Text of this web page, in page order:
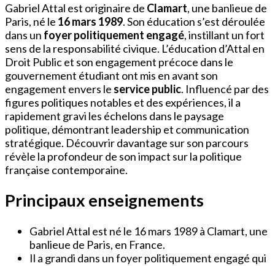
Gabriel Attal est originaire de Clamart, une banlieue de
Paris, né le 16 mars 1989. Son éducation s’est déroulée
dans un foyer politiquement engagé, instillant un fort
sens de la responsabilité civique. L’éducation d’Attal en
Droit Public et son engagement précoce dans le
gouvernement étudiant ont mis en avant son
engagement envers le service public. Influencé par des
figures politiques notables et des expériences, il a
rapidement gravi les échelons dans le paysage
politique, démontrant leadership et communication
stratégique. Découvrir davantage sur son parcours
révèle la profondeur de son impact sur la politique
française contemporaine.
Principaux enseignements
Gabriel Attal est né le 16 mars 1989 à Clamart, une
banlieue de Paris, en France.
Il a grandi dans un foyer politiquement engagé qui